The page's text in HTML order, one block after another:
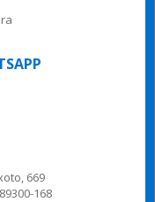
669
168